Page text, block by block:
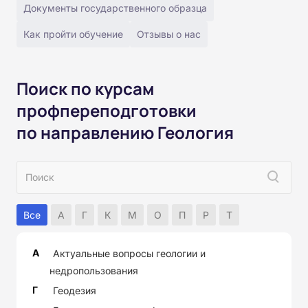
Документы государственного образца
Как пройти обучение Отзывы о нас
Поиск по курсам
профпереподготовки
по направлению Геология
Все А Г К М О П Р Т
А
Актуальные вопросы геологии и
недропользования
Г
Геодезия